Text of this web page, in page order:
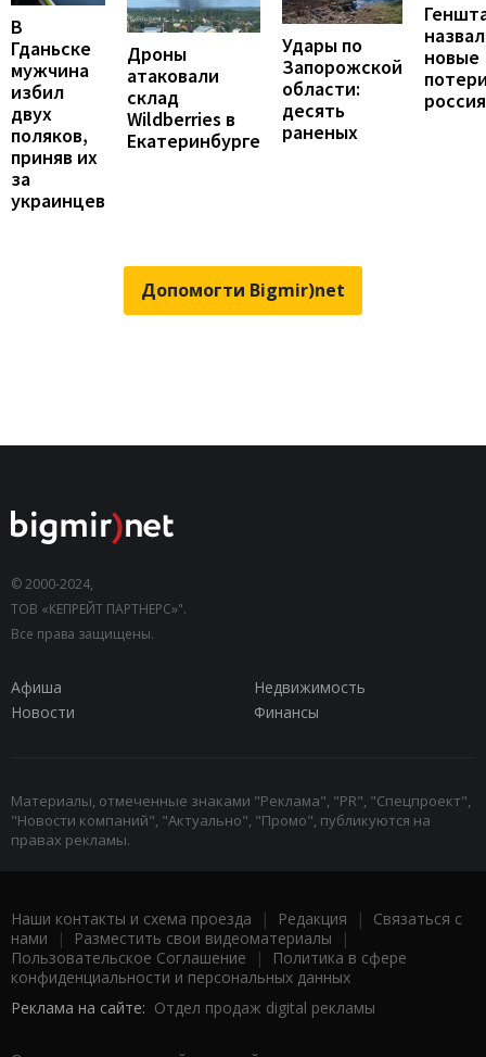
В
Гданьске
мужчина
избил
двух
поляков,
приняв их
за
украинцев
Дроны
атаковали
склад
Wildberries в
Екатеринбурге
Удары по
Запорожской
области:
десять
раненых
назвал
новые
Допомогти Bigmir)net
© 2000-2024,
ТОВ «КЕПРЕЙТ ПАРТНЕРС»".
Все права защищены.
Афиша
Недвижимость
Новости
Финансы
Материалы, отмеченные знаками "Реклама", "PR", "Спецпроект",
"Новости компаний", "Актуально", "Промо", публикуются на
правах рекламы.
Наши контакты и схема проезда | Редакция | Связаться с
нами | Разместить свои видеоматериалы |
Пользовательское Соглашение |
Политика в сфере
конфиденциальности и персональных данных
Реклама на сайте: Отдел продаж digital рекламы